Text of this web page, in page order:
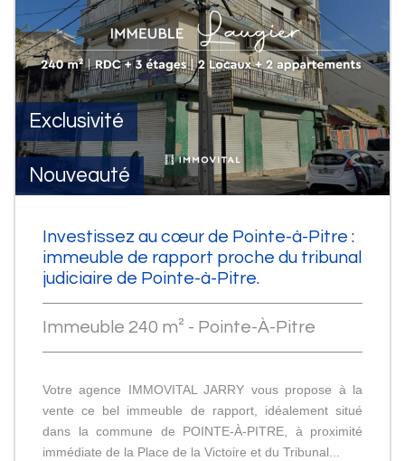
Exclusivité
Nouveauté
Investissez au cœur de Pointe-à-Pitre :
immeuble de rapport proche du tribunal
judiciaire de Pointe-à-Pitre.
Immeuble 240 m² - Pointe-À-Pitre
Votre agence IMMOVITAL JARRY vous propose à la
vente ce bel immeuble de rapport, idéalement situé
dans la commune de POINTE-À-PITRE, à proximité
immédiate de la Place de la Victoire et du Tribunal...